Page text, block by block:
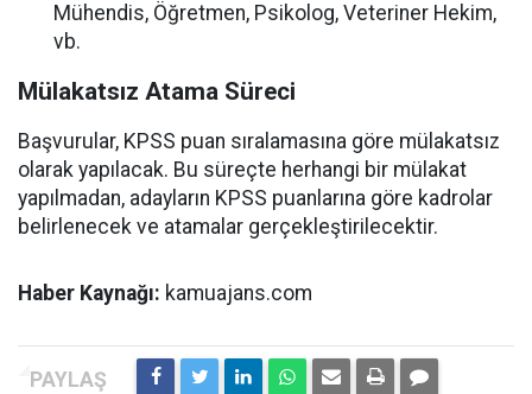
Mühendis, Öğretmen, Psikolog, Veteriner Hekim,
vb.
Mülakatsız Atama Süreci
Başvurular, KPSS puan sıralamasına göre mülakatsız
olarak yapılacak. Bu süreçte herhangi bir mülakat
yapılmadan, adayların KPSS puanlarına göre kadrolar
belirlenecek ve atamalar gerçekleştirilecektir.
Haber Kaynağı: kamuajans.com